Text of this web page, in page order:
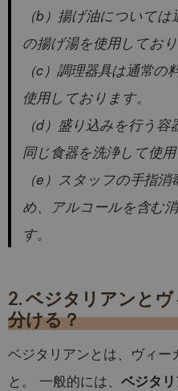
（b）揚げ油について
の揚げ湯を使用しており
（c）調理器具は通常
使用しております。
（d）盛り込みを行う
同じ食器を洗浄して使用
（e）スタッフの手指
め、アルコールを含む
す。
2. ベジタリアンと
分ける？
ベジタリアンとは、ヴィー
と。 一般的には、 ベジタ